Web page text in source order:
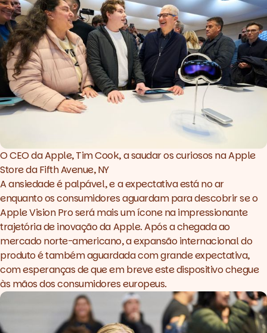
O CEO da Apple, Tim Cook, a saudar os curiosos na Apple
Store da Fifth Avenue, NY
A ansiedade é palpável, e a expectativa está no ar
enquanto os consumidores aguardam para descobrir se o
Apple Vision Pro será mais um ícone na impressionante
trajetória de inovação da Apple. Após a chegada ao
mercado norte-americano, a expansão internacional do
produto é também aguardada com grande expectativa,
com esperanças de que em breve este dispositivo chegue
às mãos dos consumidores europeus.